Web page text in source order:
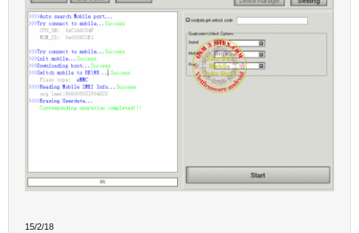
15/2/18